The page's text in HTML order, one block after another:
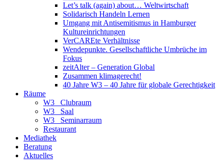
Let’s talk (again) about… Weltwirtschaft
Solidarisch Handeln Lernen
Umgang mit Antisemitismus in Hamburger
Kultureinrichtungen
VerCAREte Verhältnisse
Wendepunkte. Gesellschaftliche Umbrüche im
Fokus
zeitAlter – Generation Global
Zusammen klimagerecht!
40 Jahre W3 – 40 Jahre für globale Gerechtigkeit
Räume
W3_ Clubraum
W3_ Saal
W3_ Seminarraum
Restaurant
Mediathek
Beratung
Aktuelles